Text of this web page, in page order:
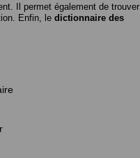
Il permet également de trouver
Enfin, le dictionnaire des